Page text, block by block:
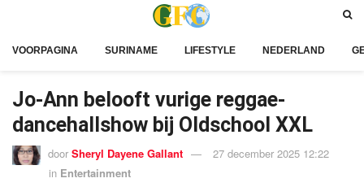
VOORPAGINA SURINAME LIFESTYLE NEDERLAND
Jo-Ann belooft vurige reggae-
dancehallshow bij Oldschool XXL
door Sheryl Dayene Gallant
27 december 2025 12:22
in Entertainment